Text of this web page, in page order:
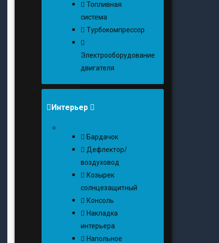
Топливная
система
Турбокомпрессор
Электрооборудование
двигателя
Интерьер
Бардачок
Дефлектор/
воздуховод
Козырек
солнцезащитный
Консоль
Накладка
интерьера
Напольное